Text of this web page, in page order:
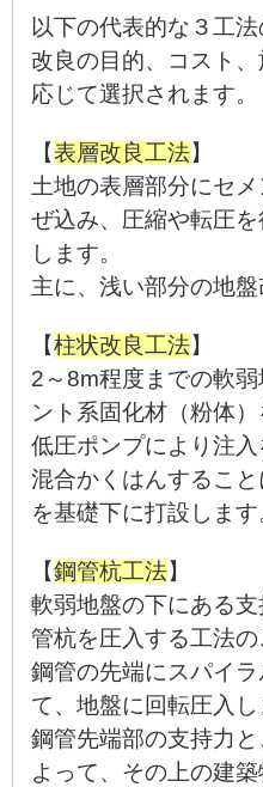
以下の代表的な３工法
改良の目的、コスト
応じて選択されます。
【表層改良工法】
土地の表層部分にセ
ぜ込み、圧縮や転圧
します。
主に、浅い部分の地盤
【柱状改良工法】
2～8m程度までの軟
ント系固化材（粉体
低圧ポンプにより注
混合かくはんするこ
を基礎下に打設します
【鋼管杭工法】
軟弱地盤の下にある
管杭を圧入する工法の
鋼管の先端にスパイ
て、地盤に回転圧入し
鋼管先端部の支持力
よって、その上の建